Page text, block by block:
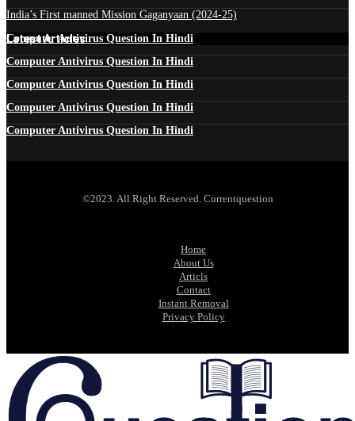
India’s First manned Mission Gaganyaan (2024-25)
Latest Articles
Computer Antivirus Question In Hindi
Computer Antivirus Question In Hindi
Computer Antivirus Question In Hindi
Computer Antivirus Question In Hindi
Computer Antivirus Question In Hindi
©2023. All Right Reserved. Currentquestion
Home
About Us
Articls
Contact
Instant Removal
Privacy Policy